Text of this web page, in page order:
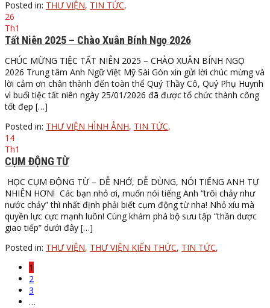
Posted in: THƯ VIỆN, TIN TỨC,
26
Th1
Tất Niên 2025 – Chào Xuân Bính Ngọ 2026
CHÚC MỪNG TIỆC TẤT NIÊN 2025 – CHÀO XUÂN BÍNH NGỌ
2026 Trung tâm Anh Ngữ Việt Mỹ Sài Gòn xin gửi lời chúc mừng và
lời cảm ơn chân thành đến toàn thể Quý Thầy Cô, Quý Phụ Huynh
vì buổi tiệc tất niên ngày 25/01/2026 đã được tổ chức thành công
tốt đẹp […]
Posted in: THƯ VIỆN HÌNH ẢNH, TIN TỨC,
14
Th1
CỤM ĐỘNG TỪ
HỌC CỤM ĐỘNG TỪ – DỄ NHỚ, DỄ DÙNG, NÓI TIẾNG ANH TỰ
NHIÊN HƠN! Các bạn nhỏ ơi, muốn nói tiếng Anh “trôi chảy như
nước chảy” thì nhất định phải biết cụm động từ nha! Nhỏ xíu mà
quyền lực cực mạnh luôn! Cùng khám phá bộ sưu tập “thần dược
giao tiếp” dưới đây […]
Posted in: THƯ VIỆN, THƯ VIỆN KIẾN THỨC, TIN TỨC,
1
2
3
…